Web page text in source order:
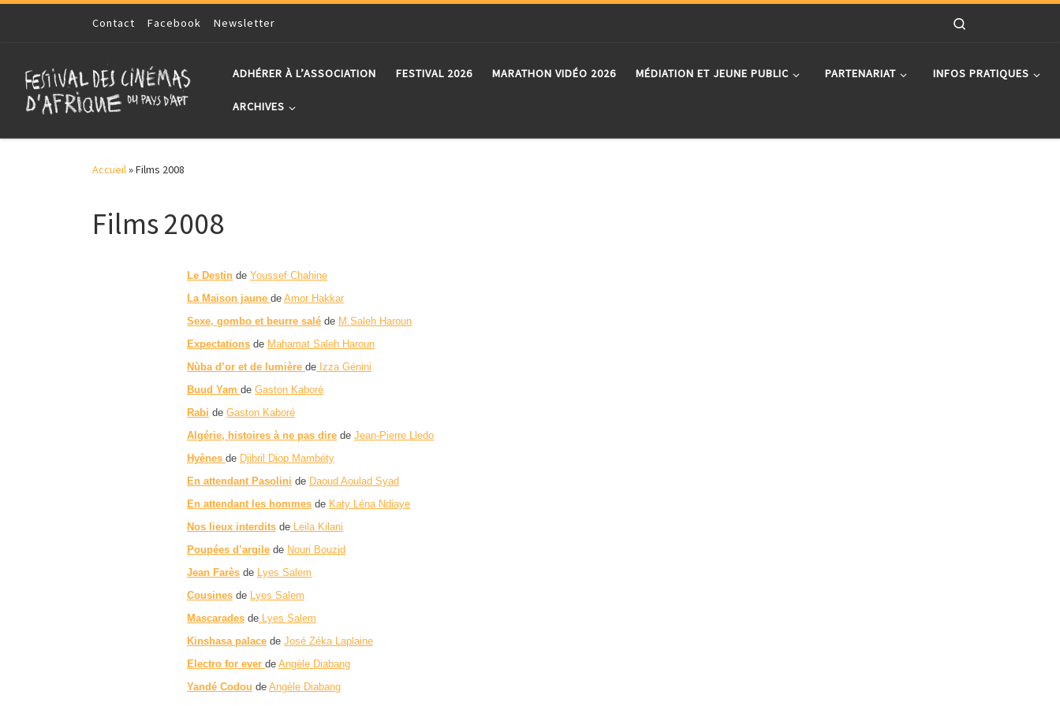
Skip to contentContact Facebook Newsletter
ADHÉRER À L’ASSOCIATION FESTIVAL 2026 MARATHON VIDÉO 2026 MÉDIATION ET JEUNE PUBLIC PARTENARIAT INFOS PRATIQUES
ARCHIVES
Accueil»Films 2008
Films 2008
Le Destin de Youssef Chahine
La Maison jaune de Amor Hakkar
Sexe, gombo et beurre salé de M.Saleh Haroun
Expectations de Mahamat Saleh Haroun
Nùba d’or et de lumière de Izza Génini
Buud Yam de Gaston Kaboré
Rabi de Gaston Kaboré
Algérie, histoires à ne pas dire de Jean-Pierre Lledo
Hyènes de Djibril Diop Mambéty
En attendant Pasolini de Daoud Aoulad Syad
En attendant les hommes de Katy Léna Ndiaye
Nos lieux interdits de Leila Kilani
Poupées d’argile de Nouri Bouzid
Jean Farès de Lyes Salem
Cousines de Lyes Salem
Mascarades de Lyes Salem
Kinshasa palace de José Zéka Laplaine
Electro for ever de Angèle Diabang
Yandé Codou de Angèle Diabang